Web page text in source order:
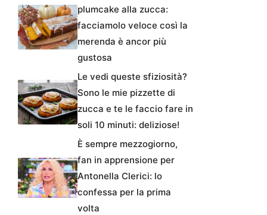
plumcake alla zucca:
facciamolo veloce così la
merenda è ancor più
gustosa
Le vedi queste sfiziosità?
Sono le mie pizzette di
zucca e te le faccio fare in
soli 10 minuti: deliziose!
È sempre mezzogiorno,
fan in apprensione per
Antonella Clerici: lo
confessa per la prima
volta